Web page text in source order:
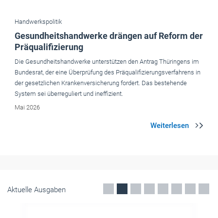
Handwerkspolitik
Gesundheitshandwerke drängen auf Reform der
Präqualifizierung
Die Gesundheitshandwerke unterstützen den Antrag Thüringens im
Bundesrat, der eine Überprüfung des Präqualifizierungsverfahrens in
der gesetzlichen Krankenversicherung fordert. Das bestehende
System sei überreguliert und ineffizient.
Mai 2026
Aktuelle Ausgaben